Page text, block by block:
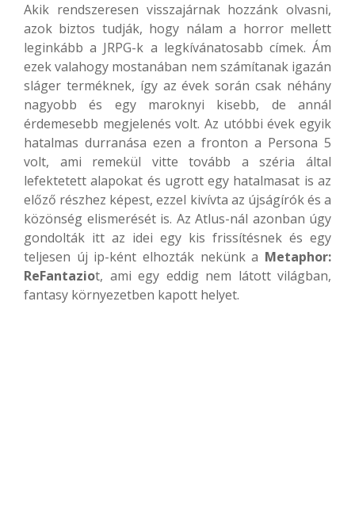
Akik rendszeresen visszajárnak hozzánk olvasni,
azok biztos tudják, hogy nálam a horror mellett
leginkább a JRPG-k a legkívánatosabb címek. Ám
ezek valahogy mostanában nem számítanak igazán
sláger terméknek, így az évek során csak néhány
nagyobb és egy maroknyi kisebb, de annál
érdemesebb megjelenés volt. Az utóbbi évek egyik
hatalmas durranása ezen a fronton a Persona 5
volt, ami remekül vitte tovább a széria által
lefektetett alapokat és ugrott egy hatalmasat is az
előző részhez képest, ezzel kivívta az újságírók és a
közönség elismerését is. Az Atlus-nál azonban úgy
gondolták itt az idei egy kis frissítésnek és egy
teljesen új ip-ként elhozták nekünk a Metaphor:
ReFantaziot, ami egy eddig nem látott világban,
fantasy környezetben kapott helyet.